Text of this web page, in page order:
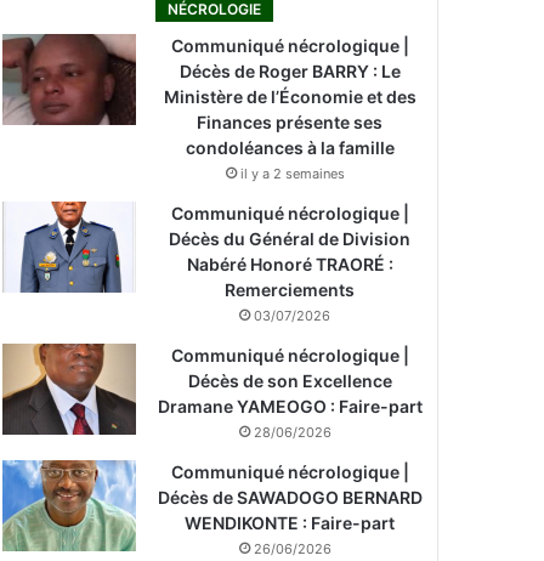
NÉCROLOGIE
Communiqué nécrologique |
Décès de Roger BARRY : Le
Ministère de l’Économie et des
Finances présente ses
condoléances à la famille
il y a 2 semaines
Communiqué nécrologique |
Décès du Général de Division
Nabéré Honoré TRAORÉ :
Remerciements
03/07/2026
Communiqué nécrologique |
Décès de son Excellence
Dramane YAMEOGO : Faire-part
28/06/2026
Communiqué nécrologique |
Décès de SAWADOGO BERNARD
WENDIKONTE : Faire-part
26/06/2026